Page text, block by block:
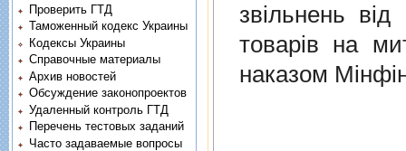
звiльнень вiд
товарiв на
наказом
Проверить ГТД
Таможенный кодекс Украины
Кодексы Украины
Справочные материалы
Архив новостей
Обсуждение законопроектов
Удаленный контроль ГТД
Перечень тестовых заданий
Часто задаваемые вопросы